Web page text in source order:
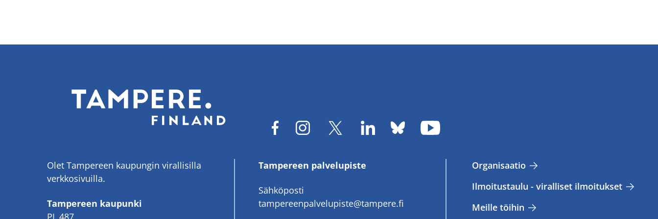
Olet Tampereen kaupungin virallisilla
verkkosivuilla.
Tampereen kaupunki
PL 487
Tampereen palvelupiste
Sähköposti
tampereenpalvelupiste@tampere.fi
Or­ga­ni­saa­tio
Il­moi­tus­tau­lu - vi­ral­li­set il­moi­tuk­set
Meil­le töi­hin